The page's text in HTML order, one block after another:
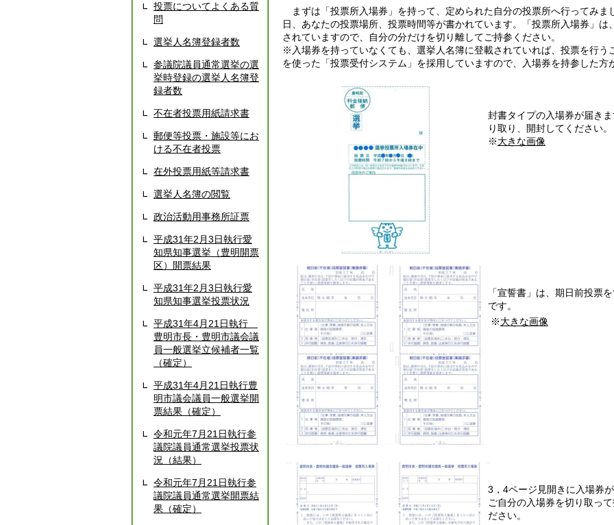
投票についてよくある質
問
選挙人名簿登録者数
参議院議員通常選挙の選
挙時登録の選挙人名簿登
録者数
不在者投票用紙請求書
郵便等投票・施設等にお
ける不在者投票
在外投票用紙等請求書
選挙人名簿の閲覧
政治活動用事務所証票
平成31年2月3日執行愛
知県知事選挙（豊明開票
区）開票結果
平成31年2月3日執行愛
知県知事選挙投票状況
平成31年4月21日執行
豊明市長・豊明市議会議
員一般選挙立候補者一覧
（確定）
平成31年4月21日執行豊
明市議会議員一般選挙開
票結果（確定）
令和元年7月21日執行参
議院議員通常選挙投票状
況（結果）
令和元年7月21日執行参
議院議員通常選挙開票結
果（確定）
まずは「投票所入場券」を持って、定められた自分の投票所へ行ってみま
日、あなたの投票場所、投票時間等が書かれています。「投票所入場券」は
されていますので、自分の分だけを切り離してご持参ください。
※入場券を持っていなくても、選挙人名簿に登載されていれば、投票を行う
を使った「投票受付システム」を採用していますので、入場券を持参した方
封書タイプの入場券が届き
り取り、開封してください。
※大きな画像
「宣誓書」は、期日前投票
です。
※大きな画像
3，4ページ見開きに入場券
ご自分の入場券を切り取っ
ださい。